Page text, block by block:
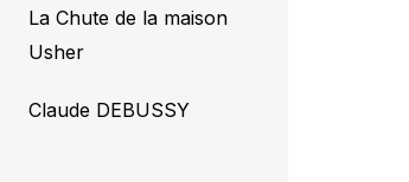
La Chute de la maison
Usher
Claude DEBUSSY